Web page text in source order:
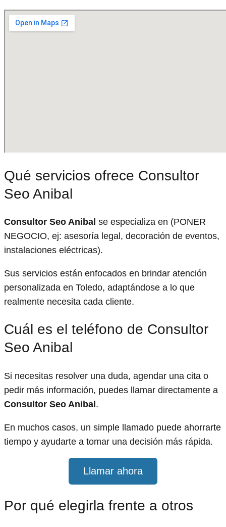
Qué servicios ofrece Consultor
Seo Anibal
Consultor Seo Anibal se especializa en (PONER
NEGOCIO, ej: asesoría legal, decoración de eventos,
instalaciones eléctricas).
Sus servicios están enfocados en brindar atención
personalizada en Toledo, adaptándose a lo que
realmente necesita cada cliente.
Cuál es el teléfono de Consultor
Seo Anibal
Si necesitas resolver una duda, agendar una cita o
pedir más información, puedes llamar directamente a
Consultor Seo Anibal.
En muchos casos, un simple llamado puede ahorrarte
tiempo y ayudarte a tomar una decisión más rápida.
Llamar ahora
Por qué elegirla frente a otros